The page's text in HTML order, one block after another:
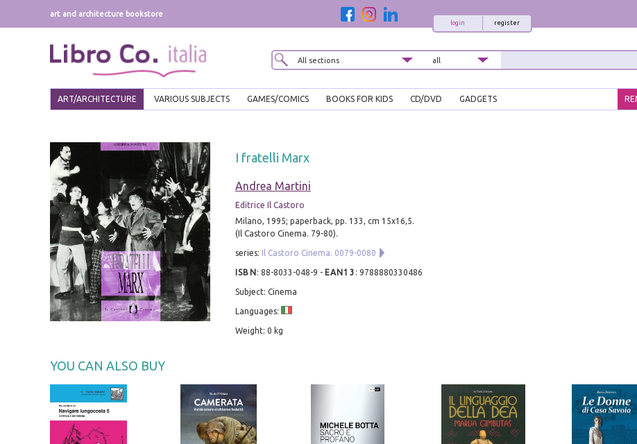
art and architecture bookstore
register
login
ART/ARCHITECTURE VARIOUS SUBJECTS GAMES/COMICS BOOKS FOR KIDS CD/DVD GADGETS
I fratelli Marx
Andrea Martini
Editrice Il Castoro
Milano, 1995; paperback, pp. 133, cm 15x16,5.
(Il Castoro Cinema. 79-80).
series: Il Castoro Cinema. 0079-0080
ISBN : 88-8033-048-9 - EAN13 : 9788880330486
Subject: Cinema
Languages:
Weight: 0 kg
YOU CAN ALSO BUY